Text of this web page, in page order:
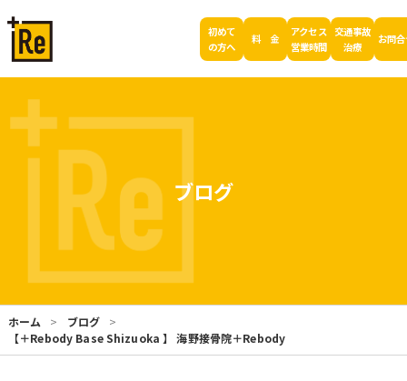
初めて
の方へ
料 金
アクセス
営業時間
交通事故
治療
お問
ブログ
ホーム
ブログ
【＋Rebody Base Shizuoka 】 海野接骨院＋Rebody